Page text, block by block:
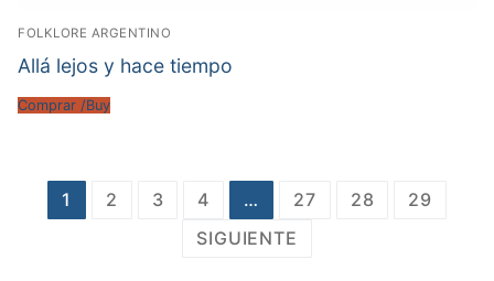
FOLKLORE ARGENTINO
Allá lejos y hace tiempo
Comprar /Buy
Paginación
1 2 3 4 … 27 28
29
SIGUIENTE